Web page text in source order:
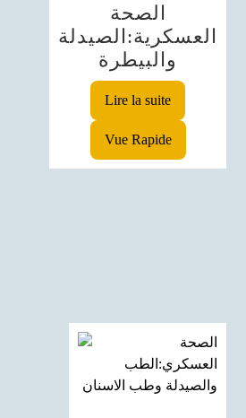
الصحة
العسكرية:الصيدلة
والبيطرة
Lire la suite
Vue Rapide